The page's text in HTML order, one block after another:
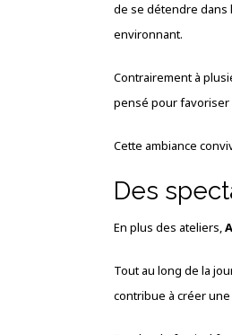
de se détendre dans
environnant.
Contrairement à
pensé pour favoriser
Cette ambiance
Des
En plus des ateliers,
Tout au long de la
contribue à créer